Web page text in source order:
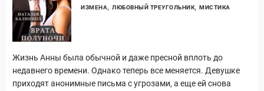
ИЗМЕНА ЛЮБОВНЫЙ ТРЕУГОЛЬНИК МИСТИКА
Жизнь Анны была обычной и даже пресной вплоть до
недавнего времени. Однако теперь все меняется. Девушке
приходят анонимные письма с угрозами, а еще ей снова